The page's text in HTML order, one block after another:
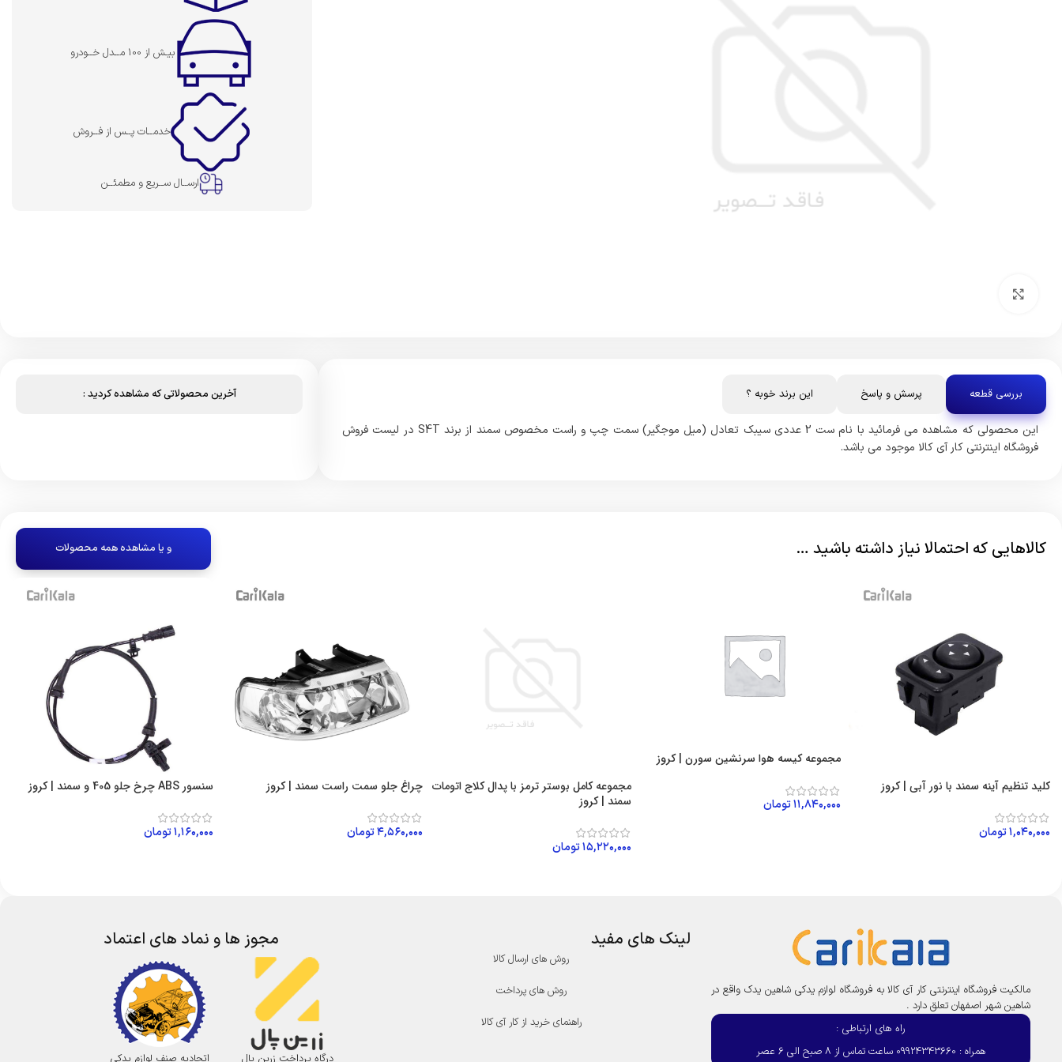
بیـش از 100 مــدل خــودرو
خدمــات پــس از فــروش
ارســال ســریع و مطمئــن
بررسی قطعه پرسش و پاسخ این برند خوبه ؟
این محصولی که مشاهده می فرمائید با نام ست 2 عددی سیبک تعادل (میل موجگیر) سمت چپ و راست مخصوص سمند از برند S4T در لیست فروش
فروشگاه اینترنتی کار آی کالا موجود می باشد.
آخرین محصولاتی که مشاهده کردید :
کالاهایی که احتمالا نیاز داشته باشید … و یا مشاهده همه محصولات
کلید تنظیم آینه سمند با نور آبی | کروز
۱,۰۴۰,۰۰۰تومان
مجموعه کیسه هوا سرنشین سورن | کروز
۱۱,۸۴۰,۰۰۰تومان
مجموعه کامل بوستر ترمز با پدال کلاج اتومات
سمند | کروز
۱۵,۲۲۰,۰۰۰تومان
چراغ جلو سمت راست سمند | کروز
۴,۵۶۰,۰۰۰تومان
سنسور ABS چرخ جلو 405 و سمند | کروز
۱,۱۶۰,۰۰۰تومان
مالکیت فروشگاه اینترنتی کار آی کالا به فروشگاه لوازم یدکی شاهین یدک واقع در
شاهین شهر اصفهان تعلق دارد .
راه های ارتباطی :
همراه : 09924343660 ساعت تماس از 8 صبح الی 6 عصر
لینک های مفید
روش های ارسال کالا
روش های پرداخت
راهنمای خرید از کار آی کالا
مجوز ها و نماد های اعتماد
درگاه پرداخت زرین پال اتحادیه صنف لوازم یدکی